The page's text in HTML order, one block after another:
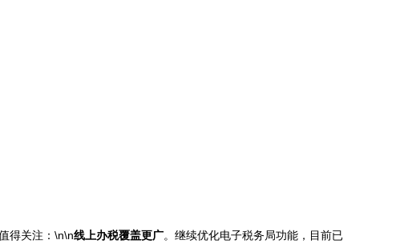
得关注：\n\n线上办税覆盖更广。继续优化电子税务局功能，目前已